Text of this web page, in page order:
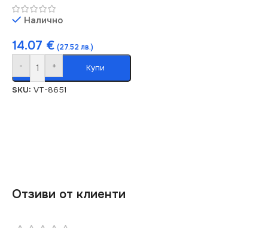
Налично
14.07 € (27.52 лв.)
- + Купи
SKU: VT-8651
Отзиви от клиенти